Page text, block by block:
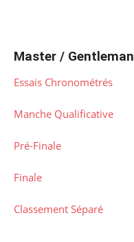
Master / Gentleman
Essais Chronométrés
Manche Qualificative
Pré-Finale
Finale
Classement Séparé